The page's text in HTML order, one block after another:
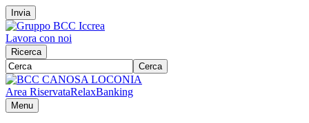
Invia
Lavora con noi
Ricerca
Cerca
Area RiservataRelaxBanking
Menu